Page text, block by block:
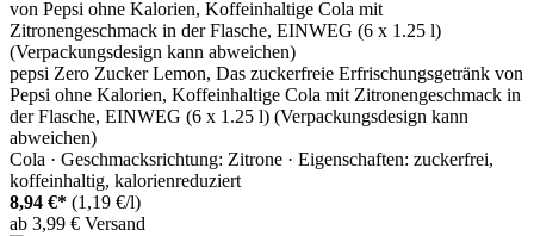
pepsi Zero Zucker Lemon, Das zuckerfreie Erfrischungsgetränk von
Pepsi ohne Kalorien, Koffeinhaltige Cola mit Zitronengeschmack in
der Flasche, EINWEG (6 x 1.25 l) (Verpackungsdesign kann
abweichen)
Cola · Geschmacksrichtung: Zitrone · Eigenschaften: zuckerfrei,
koffeinhaltig, kalorienreduziert
8,94 €* (1,19 €/l)
ab 3,99 € Versand